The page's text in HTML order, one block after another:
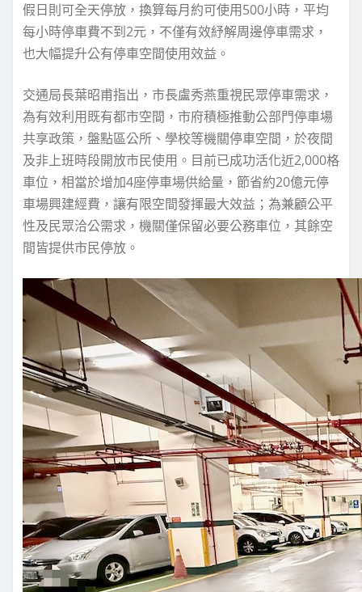
假日則可全天停放，換算每月約可使用500小時，平均
每小時停車費不到2元，不僅有效紓解周邊停車需求，
也大幅提升公有停車空間使用效益。
交通局長葉昭甫指出，市長盧秀燕重視民眾停車需求，
為有效利用既有都市空間，市府積極推動公部門停車場
共享政策，盤點區公所、學校等機關停車空間，於夜間
及非上班時段開放市民使用。目前已成功活化近2,000格
車位，相當於增加4座停車場供給量，節省約20億元停
車場興建經費，讓有限空間發揮最大效益；為兼顧公平
性及民眾洽公需求，機關僅保留必要公務車位，其餘空
間皆提供市民停放。